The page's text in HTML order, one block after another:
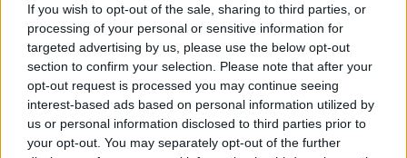
If you wish to opt-out of the sale, sharing to third parties, or
processing of your personal or sensitive information for
targeted advertising by us, please use the below opt-out
section to confirm your selection. Please note that after your
opt-out request is processed you may continue seeing
interest-based ads based on personal information utilized by
us or personal information disclosed to third parties prior to
your opt-out. You may separately opt-out of the further
felét táncolásra mérje ki a nagyvadaknak,
úgy, mint: szarvas, vaddisznó, őz vagy rétisas,
aztán kissé arrébb pedig mutató ujjával egy
négyzetet rajzolt a fűbe, így készült el egy
sokkal kisebb táncrész a botsáskáknak és az
erdő többi apró állatának: szitakötőnek,
egérnek, hangyának, gyíkocskának,